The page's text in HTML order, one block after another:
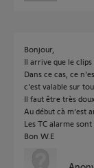
Bonjour,
Il arrive que le
Dans ce cas, ce
c'est valable sur
Il faut être très
Au début cà m'est
Les TC alarme sont
Bon W.E